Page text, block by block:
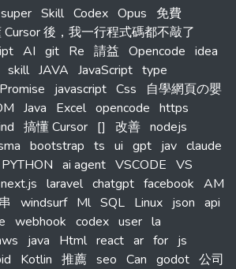
super Skill Codex Opus
免費
Cursor 後，我一行程式碼都不敲了
AI git Re 請益 Opencode idea
skill JAVA JavaScript type
Promise javascript Css
自學網頁の嬰
Java Excel opencode https
搞懂 Cursor [] 改善 nodejs
bootstrap ts ui gpt jav claude
PYTHON ai agent VSCODE VS
next.js laravel chatgpt facebook AM
windsurf Ml SQL Linux json api
webhook codex user la
java Html react ar for js
Kotlin 推薦 seo Can godot 公司